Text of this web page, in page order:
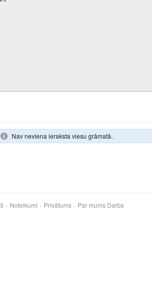
Nav neviena ieraksta viesu grāmatā.
Noteikumi Privātums Par mums Darbs